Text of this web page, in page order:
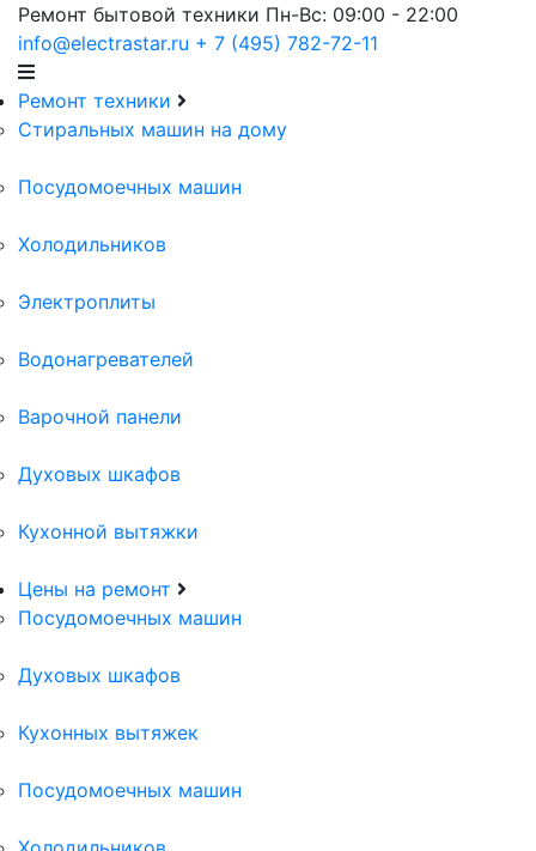
Ремонт бытовой техники Пн-Вс: 09:00 - 22:00
info@electrastar.ru + 7 (495) 782-72-11
Ремонт техники
Cтиральных машин на дому
Посудомоечных машин
Холодильников
Электроплиты
Водонагревателей
Варочной панели
Духовых шкафов
Кухонной вытяжки
Цены на ремонт
Посудомоечных машин
Духовых шкафов
Кухонных вытяжек
Посудомоечных машин